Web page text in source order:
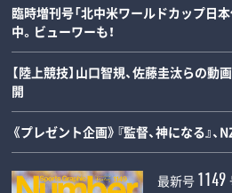
臨時増刊号「北中米ワールドカップ日
中。ビューワーも！
【陸上競技】山口智規、佐藤圭汰らの動
開
《プレゼント企画》『監督、神になる』、
最新号 1149